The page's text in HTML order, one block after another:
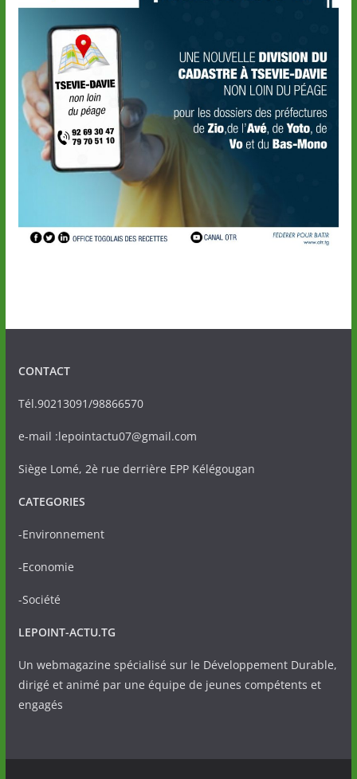
CONTACT
Tél.90213091/98866570
e-mail :lepointactu07@gmail.com
Siège Lomé, 2è rue derrière EPP Kélégougan
CATEGORIES
-Environnement
-Economie
-Société
LEPOINT-ACTU.TG
Un webmagazine spécialisé sur le Développement Durable,
dirigé et animé par une équipe de jeunes compétents et
engagés